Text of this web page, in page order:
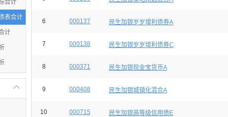
合计
表合计
计

6 000137 民生加银岁岁增利债券A
7 000138 民生加银岁岁增利债券C
8 000371 民生加银现金宝货币A
9 000408 民生加银城镇化混合A
10 000715 民生加银高等级信用债E